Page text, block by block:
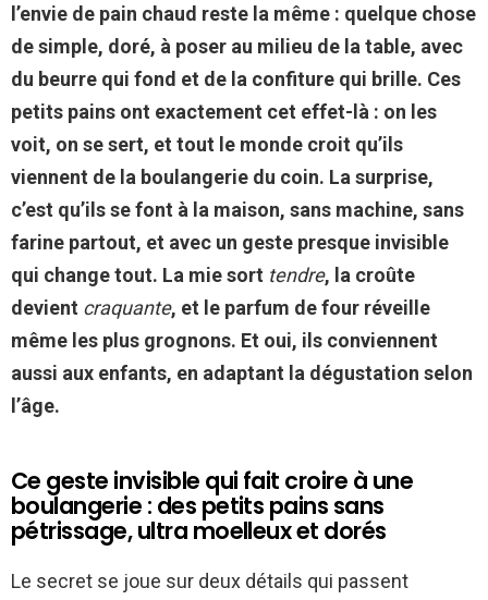
l’envie de pain chaud reste la même : quelque chose
de simple, doré, à poser au milieu de la table, avec
du beurre qui fond et de la confiture qui brille. Ces
petits pains ont exactement cet effet-là : on les
voit, on se sert, et tout le monde croit qu’ils
viennent de la boulangerie du coin. La surprise,
c’est qu’ils se font à la maison, sans machine, sans
farine partout, et avec un geste presque invisible
qui change tout. La mie sort tendre, la croûte
devient craquante, et le parfum de four réveille
même les plus grognons. Et oui, ils conviennent
aussi aux enfants, en adaptant la dégustation selon
l’âge.
Ce geste invisible qui fait croire à une
boulangerie : des petits pains sans
pétrissage, ultra moelleux et dorés
Le secret se joue sur deux détails qui passent